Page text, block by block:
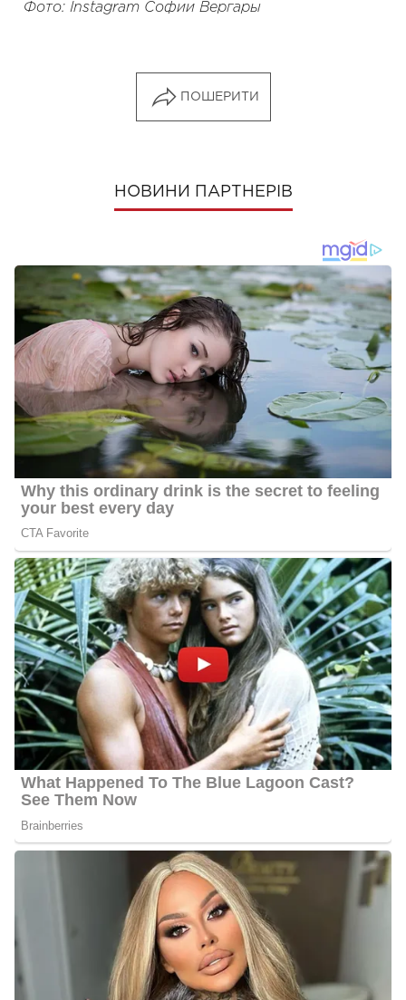
Фото: Instagram Софии Вергары
ПОШЕРИТИ
НОВИНИ ПАРТНЕРІВ